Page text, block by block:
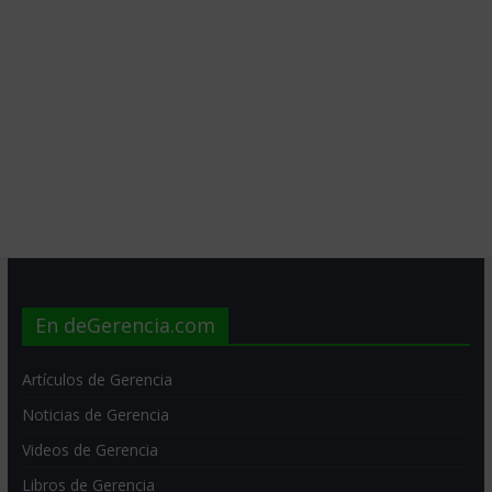
En deGerencia.com
Artículos de Gerencia
Noticias de Gerencia
Videos de Gerencia
Libros de Gerencia